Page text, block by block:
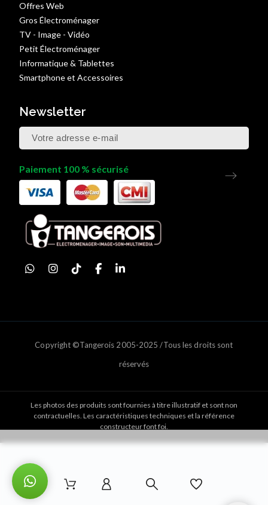
Offres Web
Gros Électroménager
TV - Image - Vidéo
Petit Électroménager
Informatique & Tablettes
Smartphone et Accessoires
Newsletter
Paiement 100 % sécurisé
Copyright ©Tangerois 2005-2025 /Tous les droits sont
réservés
Les photos des produits sont fournies à titre illustratif et sont non
contractuelles. Les caractéristiques techniques et la référence
constructeur font foi.